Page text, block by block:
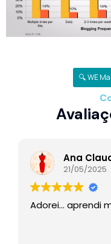
🔍 WE
Ana
21/05/2025